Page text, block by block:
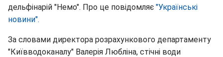
дельфінарій "Немо". Про це повідомляє "Українські
новини".
За словами директора розрахункового департаменту
"Київводоканалу" Валерія Любліна, стічні води